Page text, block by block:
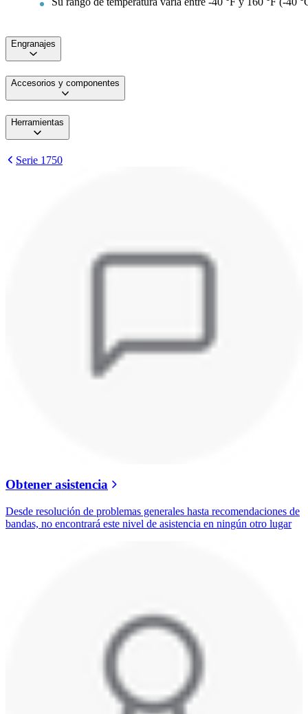
Engranajes
Accesorios y componentes
Herramientas
Serie 1750
Obtener asistencia
Desde resolución de problemas generales hasta recomendaciones de
bandas, no encontrará este nivel de asistencia en ningún otro lugar